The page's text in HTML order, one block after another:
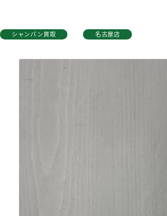
シャンパン買取 名古屋店